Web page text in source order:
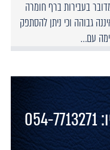
בעבירות ברף חומרה
גבוהה וכי ניתן להסתפק
עם…